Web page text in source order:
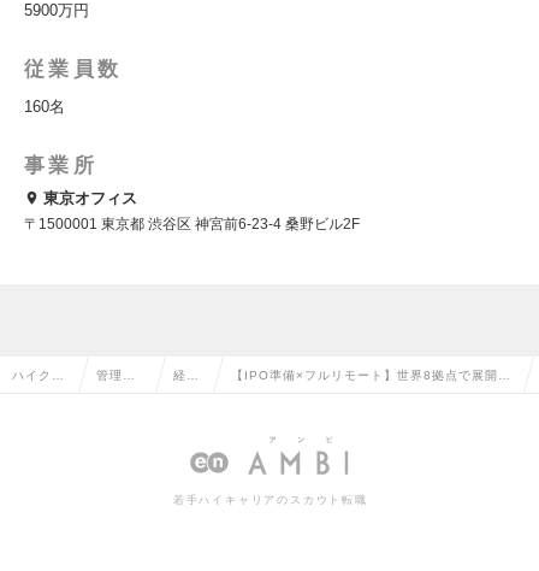
5900万円
従業員数
160名
事業所
東京オフィス
〒1500001 東京都 渋谷区 神宮前6-23-4 桑野ビル2F
ハイクラ 管理部 経理 【IPO準備×フルリモート】世界8拠点で展開す
情報
若手ハイキャリアのスカウト転職